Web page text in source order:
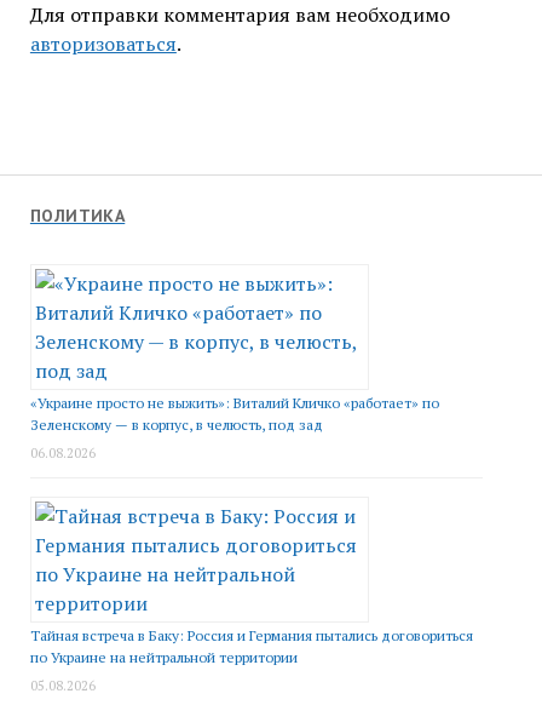
ПОЛИТИКА
«Украине просто не выжить»: Виталий Кличко «работает» по
Зеленскому — в корпус, в челюсть, под зад
06.08.2026
Тайная встреча в Баку: Россия и Германия пытались договориться
по Украине на нейтральной территории
05.08.2026
Для отправки комментария вам необходимо
авторизоваться.